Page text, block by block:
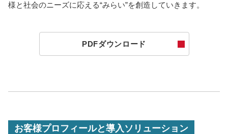
様と社会のニーズに応える“みらい”を創造していきます。
PDFダウンロード
お客様プロフィールと導入ソリューション